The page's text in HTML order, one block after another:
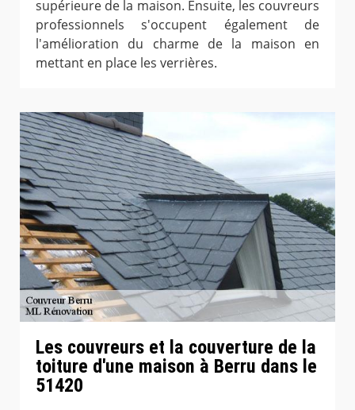
supérieure de la maison. Ensuite, les couvreurs
professionnels s'occupent également de
l'amélioration du charme de la maison en
mettant en place les verrières.
Les couvreurs et la couverture de la
toiture d'une maison à Berru dans le
51420